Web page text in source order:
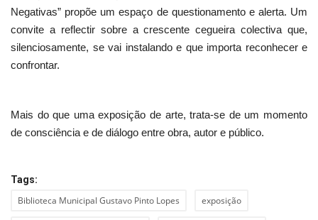
Negativas” propõe um espaço de questionamento e alerta. Um
convite a reflectir sobre a crescente cegueira colectiva que,
silenciosamente, se vai instalando e que importa reconhecer e
confrontar.
Mais do que uma exposição de arte, trata-se de um momento
de consciência e de diálogo entre obra, autor e público.
Tags:
Biblioteca Municipal Gustavo Pinto Lopes exposição